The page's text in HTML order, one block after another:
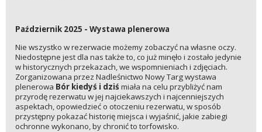
Październik 2025 - Wystawa plenerowa
Nie wszystko w rezerwacie możemy zobaczyć na własne oczy.
Niedostępne jest dla nas także to, co już minęło i zostało jedynie
w historycznych przekazach, we wspomnieniach i zdjęciach.
Zorganizowana przez Nadleśnictwo Nowy Targ wystawa
plenerowa Bór kiedyś i dziś miała na celu przybliżyć nam
przyrodę rezerwatu w jej najciekawszych i najcenniejszych
aspektach, opowiedzieć o otoczeniu rezerwatu, w sposób
przystępny pokazać historię miejsca i wyjaśnić, jakie zabiegi
ochronne wykonano, by chronić to torfowisko.